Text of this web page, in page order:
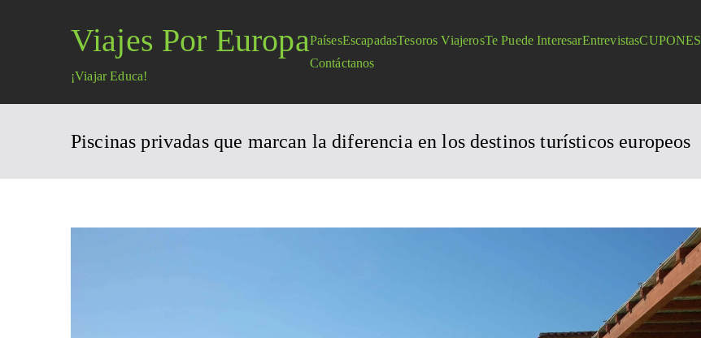
Viajes Por Europa
¡Viajar Educa!
PaísesEscapadasTesoros ViajerosTe Puede InteresarEntrevistasCUPONES
Contáctanos
Piscinas privadas que marcan la diferencia en los destinos turísticos europeos